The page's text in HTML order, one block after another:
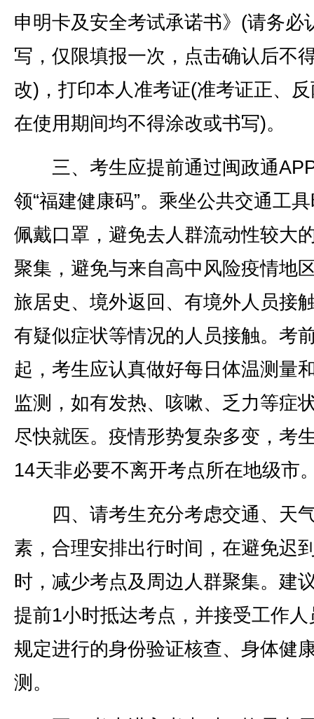
申明卡及安全考试承诺书》(请务必
写，仅限填报一次，点击确认后不
改)，打印本人准考证(准考证正、
在使用期间均不得涂改或书写)。
三、考生应提前通过闽政通
领“福建健康码”。乘坐公共交通工
佩戴口罩，避免去人群流动性较大
聚集，避免与来自高中风险疫情地
旅居史、境外返回、有境外人员接
有疑似症状等情况的人员接触。考
起，考生应认真做好每日体温测量
监测，如有发热、咳嗽、乏力等症
尽快就医。疫情形势复杂多变，考
14天非必要不离开考点所在地级市
四、请考生充分考虑交通、天
素，合理安排出行时间，在避免迟
时，减少考点及周边人群聚集。建
提前1小时抵达考点，并接受工作人
规定进行的身份验证核查、身体健
测。